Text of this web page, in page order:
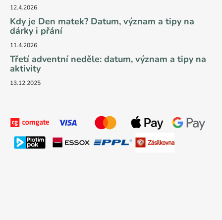
12.4.2026
Kdy je Den matek? Datum, význam a tipy na
dárky i přání
11.4.2026
Třetí adventní neděle: datum, význam a tipy na
aktivity
13.12.2025